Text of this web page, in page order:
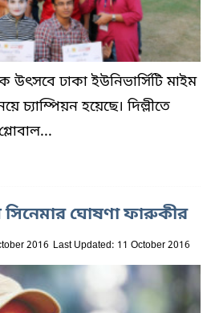
উৎসবে ঢাকা ইউনিভার্সিটি মাইম
চ্যাম্পিয়ন হয়েছে। দিল্লীতে
সিনেমার ঘোষণা ফারুকীর
2016 Last Updated: 11 October 2016